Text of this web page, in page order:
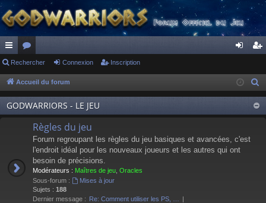
ac
co
ur
ci
or
u
m
s
ne
xi
on
cri
pti
on
Rechercher Connexion Inscription
Accueil du forum
GODWARRIORS - LE JEU
Règles du jeu
Forum regroupant les règles du jeu basiques et avancées, c'est
l'endroit idéal pour les nouveaux joueurs et les autres qui ont
besoin de précisions.
Modérateurs : Maîtres de jeu Oracles
Sous-forum :
Mises à jour
Sujets : 188
Dernier message : Re: Comment utiliser les PS, …